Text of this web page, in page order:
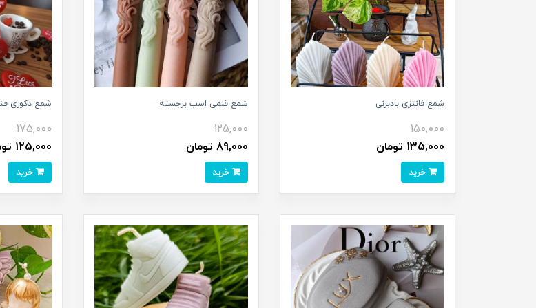
شمع فانتزی بادبزنی
150,000
135,000 تومان
شمع قلمی اسب برجسته
125,000
89,000 تومان
شمع دکوری
175,000
125,000 تومان